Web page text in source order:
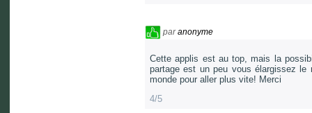
paranonyme
Cette applis est au top, mais la
partage est un peu vous élargissez le
monde pour aller plus vite! Merci
4/5